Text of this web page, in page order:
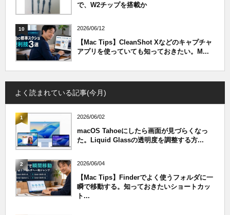
で、W2チップを搭載か
10 2026/06/12
【Mac Tips】CleanShot Xなどのキャプチャ
アプリを使っていても知っておきたい。M...
よく読まれている記事(今月)
1 2026/06/02
macOS Tahoeにしたら画面が見づらくなっ
た。Liquid Glassの透明度を調整する方...
2 2026/06/04
【Mac Tips】Finderでよく使うフォルダに一
瞬で移動する。知っておきたいショートカッ
ト...